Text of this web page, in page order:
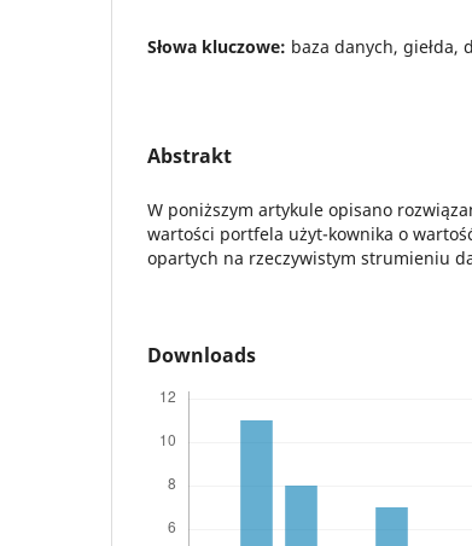
Słowa kluczowe: baza danych, giełda,
Abstrakt
W poniższym artykule opisano
wartości portfela użyt-kownika o
opartych na rzeczywistym strumieniu
Downloads